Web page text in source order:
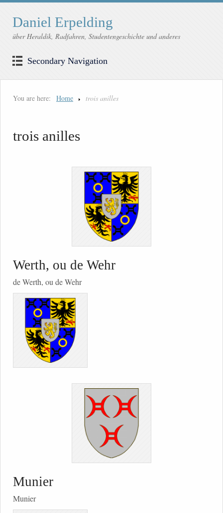
Daniel Erpelding
über Heraldik, Radfahren, Studentengeschichte und anderes
Secondary Navigation
You are here: Home trois anilles
trois anilles
Werth, ou de Wehr
de Werth, ou de Wehr
Munier
Munier